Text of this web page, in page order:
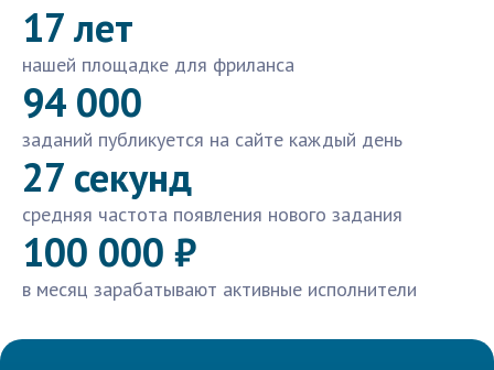
17 лет
нашей площадке для фриланса
94 000
заданий публикуется на сайте каждый день
27 секунд
средняя частота появления нового задания
100 000 ₽
в месяц зарабатывают активные исполнители